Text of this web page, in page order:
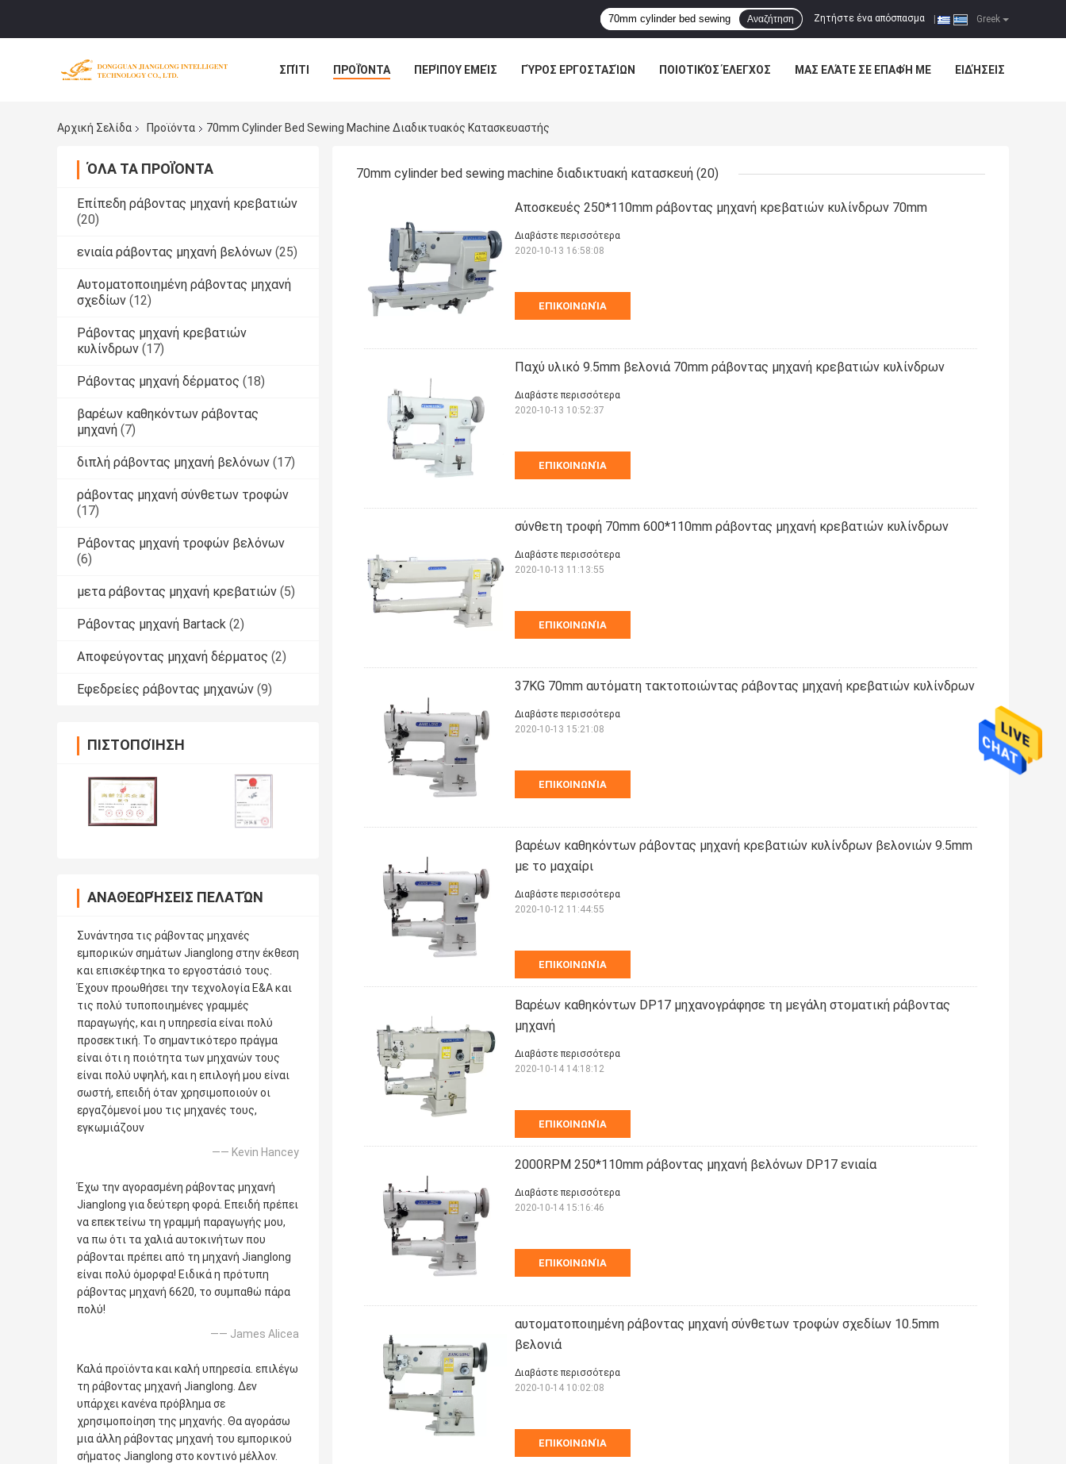
Greek
Ζητήστε ένα απόσπασμα
Αναζήτηση
ΣΠΊΤΙ ΠΡΟΪΌΝΤΑ ΠΕΡΊΠΟΥ ΕΜΕΊΣ ΓΎΡΟΣ ΕΡΓΟΣΤΑΣΊΩΝ ΠΟΙΟΤΙΚΌΣ ΈΛΕΓΧΟΣ ΜΑΣ ΕΛΆΤΕ ΣΕ ΕΠΑΦΉ ΜΕ ΕΙΔΉΣΕΙΣ
Αρχική Σελίδα
Προϊόντα 70mm Cylinder Bed Sewing Machine Διαδικτυακός Κατασκευαστής
ΌΛΑ ΤΑ ΠΡΟΪΌΝΤΑ
Επίπεδη ράβοντας μηχανή κρεβατιών
(20)
ενιαία ράβοντας μηχανή βελόνων (25)
Αυτοματοποιημένη ράβοντας μηχανή
σχεδίων (12)
Ράβοντας μηχανή κρεβατιών
κυλίνδρων (17)
Ράβοντας μηχανή δέρματος (18)
βαρέων καθηκόντων ράβοντας
μηχανή (7)
διπλή ράβοντας μηχανή βελόνων (17)
ράβοντας μηχανή σύνθετων τροφών
(17)
Ράβοντας μηχανή τροφών βελόνων
(6)
μετα ράβοντας μηχανή κρεβατιών (5)
Ράβοντας μηχανή Bartack (2)
Αποφεύγοντας μηχανή δέρματος (2)
Εφεδρείες ράβοντας μηχανών (9)
ΠΙΣΤΟΠΟΊΗΣΗ
ΑΝΑΘΕΩΡΉΣΕΙΣ ΠΕΛΑΤΏΝ
Συνάντησα τις ράβοντας μηχανές
εμπορικών σημάτων Jianglong στην έκθεση
και επισκέφτηκα το εργοστάσιό τους.
Έχουν προωθήσει την τεχνολογία Ε&Α και
τις πολύ τυποποιημένες γραμμές
παραγωγής, και η υπηρεσία είναι πολύ
προσεκτική. Το σημαντικότερο πράγμα
είναι ότι η ποιότητα των μηχανών τους
είναι πολύ υψηλή, και η επιλογή μου είναι
σωστή, επειδή όταν χρησιμοποιούν οι
εργαζόμενοί μου τις μηχανές τους,
εγκωμιάζουν
—— Kevin Hancey
Έχω την αγορασμένη ράβοντας μηχανή
Jianglong για δεύτερη φορά. Επειδή πρέπει
να επεκτείνω τη γραμμή παραγωγής μου,
να πω ότι τα χαλιά αυτοκινήτων που
ράβονται πρέπει από τη μηχανή Jianglong
είναι πολύ όμορφα! Ειδικά η πρότυπη
ράβοντας μηχανή 6620, το συμπαθώ πάρα
πολύ!
—— James Alicea
Καλά προϊόντα και καλή υπηρεσία. επιλέγω
τη ράβοντας μηχανή Jianglong. Δεν
υπάρχει κανένα πρόβλημα σε
χρησιμοποίηση της μηχανής. Θα αγοράσω
μια άλλη ράβοντας μηχανή του εμπορικού
σήματος Jianglong στο κοντινό μέλλον.
70mm cylinder bed sewing machine διαδικτυακή κατασκευή (20)
Αποσκευές 250*110mm ράβοντας μηχανή κρεβατιών κυλίνδρων 70mm
ΕΠΙΚΟΙΝΩΝΊΑ
Διαβάστε περισσότερα
2020-10-13 16:58:08
Παχύ υλικό 9.5mm βελονιά 70mm ράβοντας μηχανή κρεβατιών κυλίνδρων
ΕΠΙΚΟΙΝΩΝΊΑ
Διαβάστε περισσότερα
2020-10-13 10:52:37
σύνθετη τροφή 70mm 600*110mm ράβοντας μηχανή κρεβατιών κυλίνδρων
ΕΠΙΚΟΙΝΩΝΊΑ
Διαβάστε περισσότερα
2020-10-13 11:13:55
37KG 70mm αυτόματη τακτοποιώντας ράβοντας μηχανή κρεβατιών κυλίνδρων
ΕΠΙΚΟΙΝΩΝΊΑ
Διαβάστε περισσότερα
2020-10-13 15:21:08
βαρέων καθηκόντων ράβοντας μηχανή κρεβατιών κυλίνδρων βελονιών 9.5mm
με το μαχαίρι
ΕΠΙΚΟΙΝΩΝΊΑ
Διαβάστε περισσότερα
2020-10-12 11:44:55
Βαρέων καθηκόντων DP17 μηχανογράφησε τη μεγάλη στοματική ράβοντας
μηχανή
ΕΠΙΚΟΙΝΩΝΊΑ
Διαβάστε περισσότερα
2020-10-14 14:18:12
2000RPM 250*110mm ράβοντας μηχανή βελόνων DP17 ενιαία
ΕΠΙΚΟΙΝΩΝΊΑ
Διαβάστε περισσότερα
2020-10-14 15:16:46
αυτοματοποιημένη ράβοντας μηχανή σύνθετων τροφών σχεδίων 10.5mm
βελονιά
ΕΠΙΚΟΙΝΩΝΊΑ
Διαβάστε περισσότερα
2020-10-14 10:02:08